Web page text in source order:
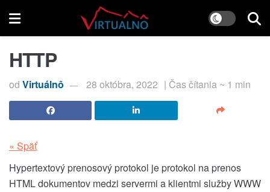
HTTP
od Virtuálnô 28 októbra, 2022 | Čas čítania ~ 1 min
« Späť
Hypertextový prenosový protokol je protokol na prenos
HTML dokumentov medzi servermi a klientmi služby WWW